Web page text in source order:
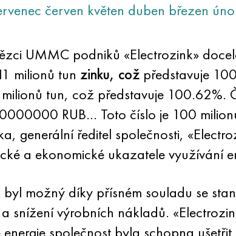
červen květen duben březen
UMMC podniků «Electrozink»
milionů tun zinku, cožpředstavuje
tun, což představuje 100.62%.
RUB… Toto číslo je 100
generální ředitel společnosti,
a ekonomické ukazatele využívání
možný díky přísném souladu se
snížení výrobních nákladů.
společnost byla schopna ušetřit